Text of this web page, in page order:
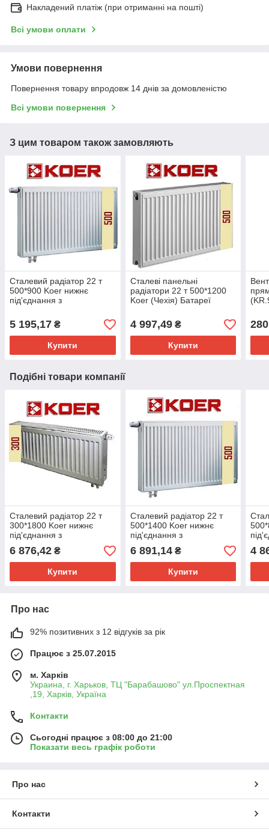
Накладений платіж (при отриманні на пошті)
Всі умови оплати
Умови повернення
Повернення товару впродовж 14 днів за домовленістю
Всі умови повернення
З цим товаром також замовляють
Сталевий радіатор 22 т
500*900 Koer нижнє
під'єднання з
5 195,17 ₴
Купити
Сталеві панельні
радіатори 22 т 500*1200
Koer (Чехія) Батареї
4 997,49₴
Купити
Подібні товари компанії
Сталевий радіатор 22 т
300*1800 Koer нижнє
під'єднання з
6 876,42 ₴
Купити
Сталевий радіатор 22 т
500*1400 Koer нижнє
під'єднання з
6 891,14₴
Купити
4
Про нас
92% позитивних з 12 відгуків за рік
Працює з 25.07.2015
м. Харків
Украина, г. Харьков, ТЦ "Барабашово" ул.Проспектная
,19, Харків, Україна
Контакти
Сьогодні працює з 08:00 до 21:00
Показати весь графік роботи
Про нас
Контакти